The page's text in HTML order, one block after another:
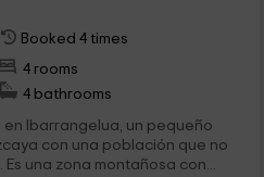
Booked 4 times
4 rooms
4 bathrooms
Ibarrangelua, un pequeño
con una población que no
una zona montañosa con...